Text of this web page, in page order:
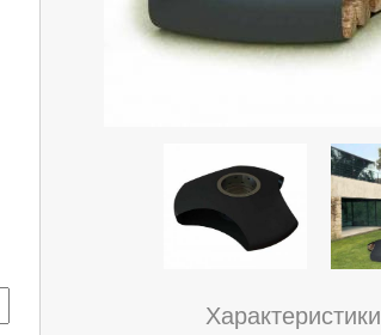
Характеристики